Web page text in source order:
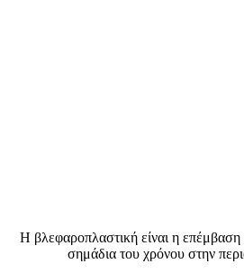
Η βλεφαροπλαστική είναι η επέμβαση
σημάδια του χρόνου στην